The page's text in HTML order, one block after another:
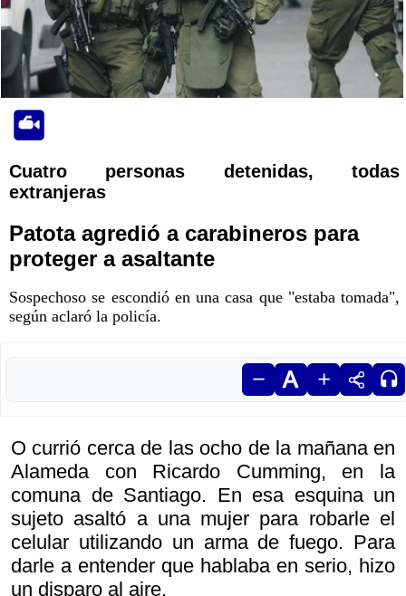
Cuatro personas detenidas, todas
extranjeras
Patota agredió a carabineros para
proteger a asaltante
Sospechoso se escondió en una casa que "estaba tomada",
según aclaró la policía.
O currió cerca de las ocho de la mañana en
Alameda con Ricardo Cumming, en la
comuna de Santiago. En esa esquina un
sujeto asaltó a una mujer para robarle el
celular utilizando un arma de fuego. Para
darle a entender que hablaba en serio, hizo
un disparo al aire.